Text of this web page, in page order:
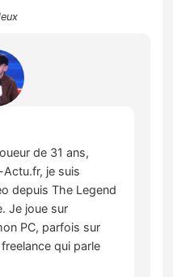
de 31 ans,
je suis
depuis The Legend
Je joue sur
PC, parfois sur
qui parle